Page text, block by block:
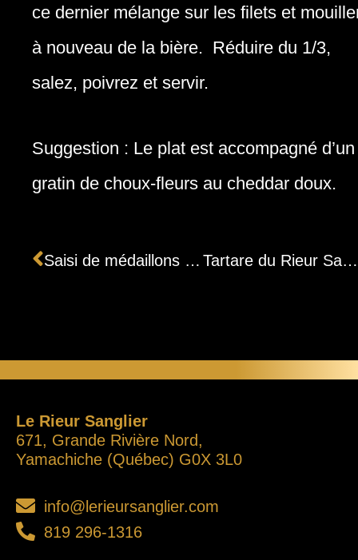
ce dernier mélange sur les filets et
à nouveau de la bière. Réduire du 1/3,
salez, poivrez et servir.
Suggestion : Le plat est accompagné d’un
gratin de choux-fleurs au cheddar doux.
Précédent Saisi de médaillons de longe Tartare du Rieur Sanglier
Le Rieur Sanglier
671, Grande Rivière Nord,
Yamachiche (Québec) G0X 3L0
info@lerieursanglier.com
819 296-1316